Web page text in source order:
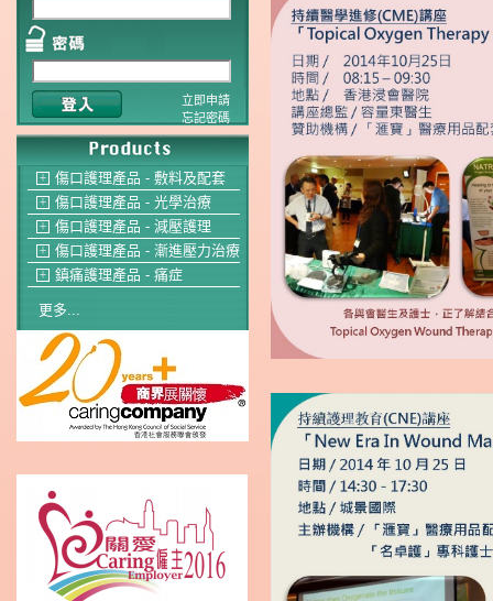
立即申請
忘記密碼
＋ 傷口護理產品 - 敷料及配套
＋ 傷口護理產品 - 光學治療
＋ 傷口護理產品 - 減壓護理
＋ 傷口護理產品 - 漸進壓力治療
＋ 鎮痛護理產品 - 痛症
更多...